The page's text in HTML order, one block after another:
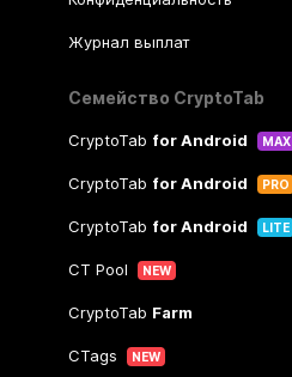
Журнал выплат
Семейство CryptoTab
CryptoTab for Android MAX
CryptoTab for Android PRO
CryptoTab for Android LITE
CT Pool NEW
CryptoTab Farm
CTags NEW